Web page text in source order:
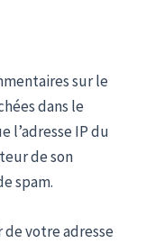
sur le
dans le
l’adresse IP du
de son
spam.
de votre adresse